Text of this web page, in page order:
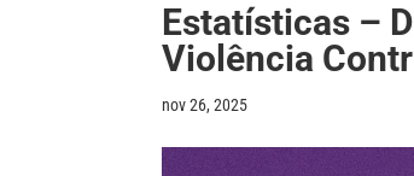
Estatísticas –
Violência
nov 26, 2025